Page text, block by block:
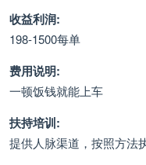
收益利润:
198-1500每单
费用说明:
一顿饭钱就能上车
扶持培训:
提供人脉渠道，按照方法